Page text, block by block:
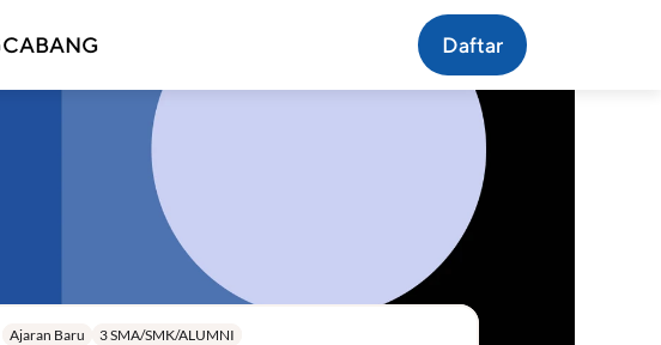
CABANG Daftar
Ajaran Baru 3 SMA/SMK/ALUMNI